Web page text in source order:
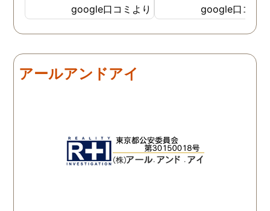
ないとそもそも相談もでき
ない状態でした。 そんな中
ダメ元で同じ相談をした
してくださり、そして私が
持ってる情報から的確にア
を予想しながら調査してく
れて、実際に不貞の現場も
数回おさえることができと
google口コミより
ださりすぐに契約といっ
こともなく金銭的な問題
ありましたので相談して
さりました。結果として
後どうですか？と連絡ま
して下さり応援してるか
ねと温かい言葉までかけ
google口コミ
アールアンドアイ